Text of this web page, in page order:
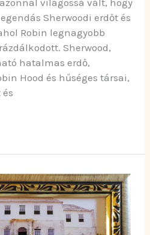
Sherwoodi erdőt és
Robin legnagyobb
Sherwood,
hatalmas erdő,
Hood és hűséges társai,